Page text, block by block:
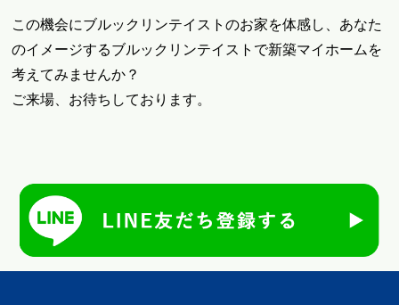
この機会にブルックリンテイストのお家を体感し、あなた
のイメージするブルックリンテイストで新築マイホームを
考えてみませんか？
ご来場、お待ちしております。